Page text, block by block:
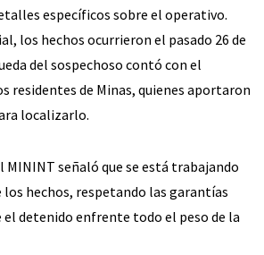
específicos sobre el operativo.
los hechos ocurrieron el pasado 26 de
del sospechoso contó con el
residentes de Minas, quienes aportaron
localizarlo.
MININT señaló que se está trabajando
hechos, respetando las garantías
el detenido enfrente todo el peso de la